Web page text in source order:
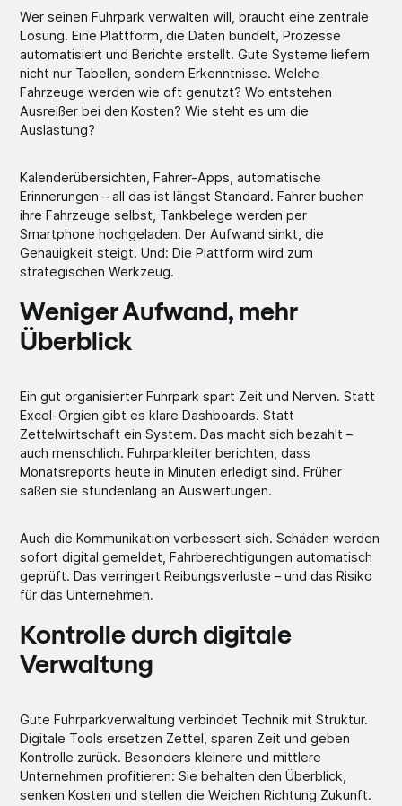
Wer seinen Fuhrpark verwalten will, braucht eine zentrale
Lösung. Eine Plattform, die Daten bündelt, Prozesse
automatisiert und Berichte erstellt. Gute Systeme liefern
nicht nur Tabellen, sondern Erkenntnisse. Welche
Fahrzeuge werden wie oft genutzt? Wo entstehen
Ausreißer bei den Kosten? Wie steht es um die
Auslastung?
Kalenderübersichten, Fahrer-Apps, automatische
Erinnerungen – all das ist längst Standard. Fahrer buchen
ihre Fahrzeuge selbst, Tankbelege werden per
Smartphone hochgeladen. Der Aufwand sinkt, die
Genauigkeit steigt. Und: Die Plattform wird zum
strategischen Werkzeug.
Weniger Aufwand, mehr
Überblick
Ein gut organisierter Fuhrpark spart Zeit und Nerven. Statt
Excel-Orgien gibt es klare Dashboards. Statt
Zettelwirtschaft ein System. Das macht sich bezahlt –
auch menschlich. Fuhrparkleiter berichten, dass
Monatsreports heute in Minuten erledigt sind. Früher
saßen sie stundenlang an Auswertungen.
Auch die Kommunikation verbessert sich. Schäden werden
sofort digital gemeldet, Fahrberechtigungen automatisch
geprüft. Das verringert Reibungsverluste – und das Risiko
für das Unternehmen.
Kontrolle durch digitale
Verwaltung
Gute Fuhrparkverwaltung verbindet Technik mit Struktur.
Digitale Tools ersetzen Zettel, sparen Zeit und geben
Kontrolle zurück. Besonders kleinere und mittlere
Unternehmen profitieren: Sie behalten den Überblick,
senken Kosten und stellen die Weichen Richtung Zukunft.